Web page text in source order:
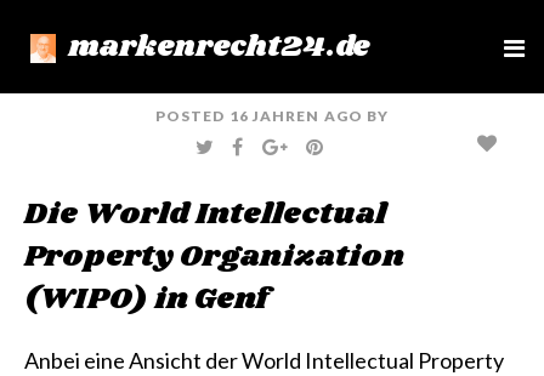
markenrecht24.de
e
POSTED 16 JAHREN AGO BY
T
W
T
E
F
A
B
O
K
G
O
L
E
P
I
R
T
Die World Intellectual
Property Organization
(WIPO) in Genf
Anbei eine Ansicht der World Intellectual Property